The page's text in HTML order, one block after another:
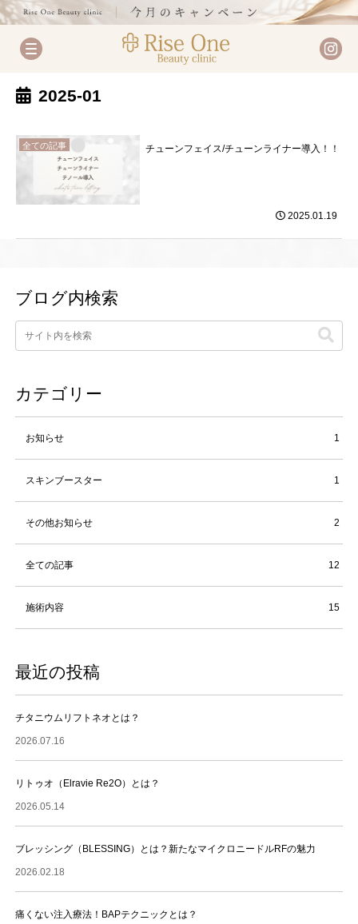
2025-01
全ての記事 チューンフェイス/チューンライナー導入！！
2025.01.19
ブログ内検索
カテゴリー
お知らせ 1
スキンブースター 1
その他お知らせ 2
全ての記事 12
施術内容 15
最近の投稿
チタニウムリフトネオとは？
2026.07.16
リトゥオ（Elravie Re2O）とは？
2026.05.14
ブレッシング（BLESSING）とは？新たなマイクロニードルRFの魅力
2026.02.18
痛くない注入療法！BAPテクニックとは？